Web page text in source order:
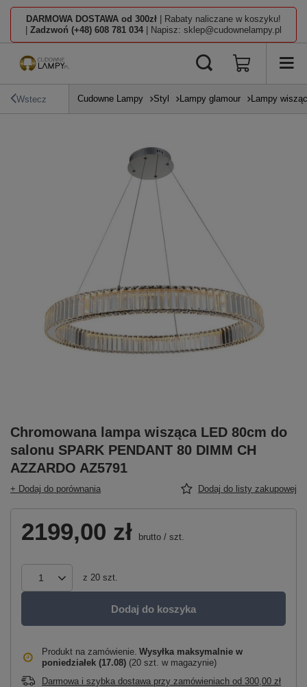
DARMOWA DOSTAWA od 300zł | Rabaty naliczane w koszyku!
Zadzwoń (+48) 608 781 034 | Napisz: sklep@cudownelampy.pl
Wstecz Cudowne Lampy Styl Lampy glamour Lampy
Chromowana lampa wisząca LED 80cm do
salonu SPARK PENDANT 80 DIMM CH
AZZARDO AZ5791
+ Dodaj do porównania Dodaj do listy zakupowej
2199,00 zł brutto / szt.
z 20 szt.
Dodaj do koszyka
Produkt na zamówienie Wysyłka maksymalnie w
poniedziałek (17.08) (20 szt. w magazynie)
Darmowa i szybka dostawa przy zamówieniach od 300,00 zł